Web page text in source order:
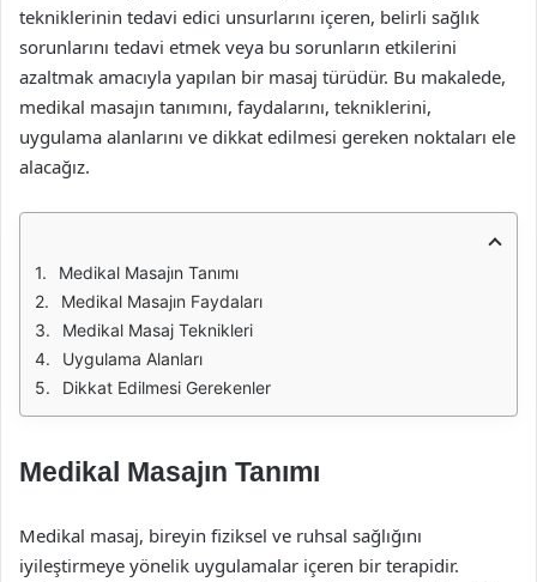
tekniklerinin tedavi edici unsurlarını içeren, belirli sağlık
sorunlarını tedavi etmek veya bu sorunların etkilerini
azaltmak amacıyla yapılan bir masaj türüdür. Bu makalede,
medikal masajın tanımını, faydalarını, tekniklerini,
uygulama alanlarını ve dikkat edilmesi gereken noktaları ele
alacağız.
Medikal Masajın Tanımı
Medikal Masajın Faydaları
Medikal Masaj Teknikleri
Uygulama Alanları
Dikkat Edilmesi Gerekenler
Medikal Masajın Tanımı
Medikal masaj, bireyin fiziksel ve ruhsal sağlığını
iyileştirmeye yönelik uygulamalar içeren bir terapidir.